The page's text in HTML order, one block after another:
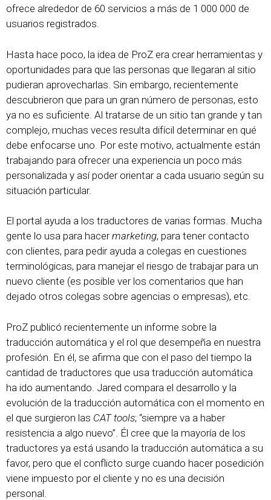
ofrece alrededor de 60 servicios a más de 1 000 000 de
usuarios registrados.
Hasta hace poco, la idea de ProZ era crear herramientas y
oportunidades para que las personas que llegaran al sitio
pudieran aprovecharlas. Sin embargo, recientemente
descubrieron que para un gran número de personas, esto
ya no es suficiente. Al tratarse de un sitio tan grande y tan
complejo, muchas veces resulta difícil determinar en qué
debe enfocarse uno. Por este motivo, actualmente están
trabajando para ofrecer una experiencia un poco más
personalizada y así poder orientar a cada usuario según su
situación particular.
El portal ayuda a los traductores de varias formas. Mucha
gente lo usa para hacermarketing, para tener contacto
con clientes, para pedir ayuda a colegas en cuestiones
terminológicas, para manejar el riesgo de trabajar para un
nuevo cliente (es posible ver los comentarios que han
dejado otros colegas sobre agencias o empresas), etc.
ProZ publicó recientemente un informe sobre la
traducción automática y el rol que desempeña en nuestra
profesión. En él, se afirma que con el paso del tiempo la
cantidad de traductores que usa traducción automática
ha ido aumentando. Jared compara el desarrollo y la
evolución de la traducción automática con el momento en
el que surgieron las CAT tools; “siempre va a haber
resistencia a algo nuevo”. Él cree que la mayoría de los
traductores ya está usando la traducción automática a su
favor, pero que el conflicto surge cuando hacer posedición
viene impuesto por el cliente y no es una decisión
personal.